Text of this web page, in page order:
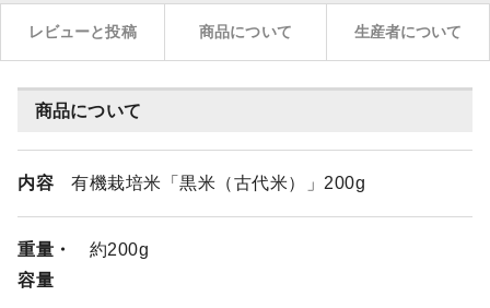
レビューと投稿 商品について 生産者について
商品について
内容 有機栽培米「黒米（古代米）」200g
重量・
容量
約200g